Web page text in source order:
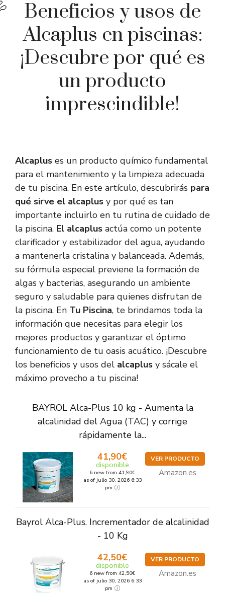
Beneficios y usos de
Alcaplus en piscinas:
¡Descubre por qué es
un producto
imprescindible!
Alcaplus es un producto químico fundamental
para el mantenimiento y la limpieza adecuada
de tu piscina. En este artículo, descubrirás para
qué sirve el alcaplus y por qué es tan
importante incluirlo en tu rutina de cuidado de
la piscina. El alcaplus actúa como un potente
clarificador y estabilizador del agua, ayudando
a mantenerla cristalina y balanceada. Además,
su fórmula especial previene la formación de
algas y bacterias, asegurando un ambiente
seguro y saludable para quienes disfrutan de
la piscina. En Tu Piscina, te brindamos toda la
información que necesitas para elegir los
mejores productos y garantizar el óptimo
funcionamiento de tu oasis acuático. ¡Descubre
los beneficios y usos del alcaplus y sácale el
máximo provecho a tu piscina!
BAYROL Alca-Plus 10 kg - Aumenta la
alcalinidad del Agua (TAC) y corrige
rápidamente la...
41,90€
disponible
6 new from 41,90€
as of julio 30, 2026 6:33
pm
VER PRODUCTO
Amazon.es
Bayrol Alca-Plus. Incrementador de alcalinidad
- 10 Kg
42,50€
disponible
6 new from 42,50€
as of julio 30, 2026 6:33
pm
VER PRODUCTO
Amazon.es